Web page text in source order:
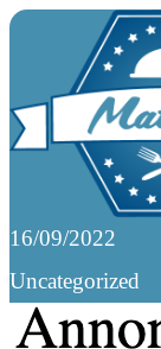
16/09/2022
Uncategorized